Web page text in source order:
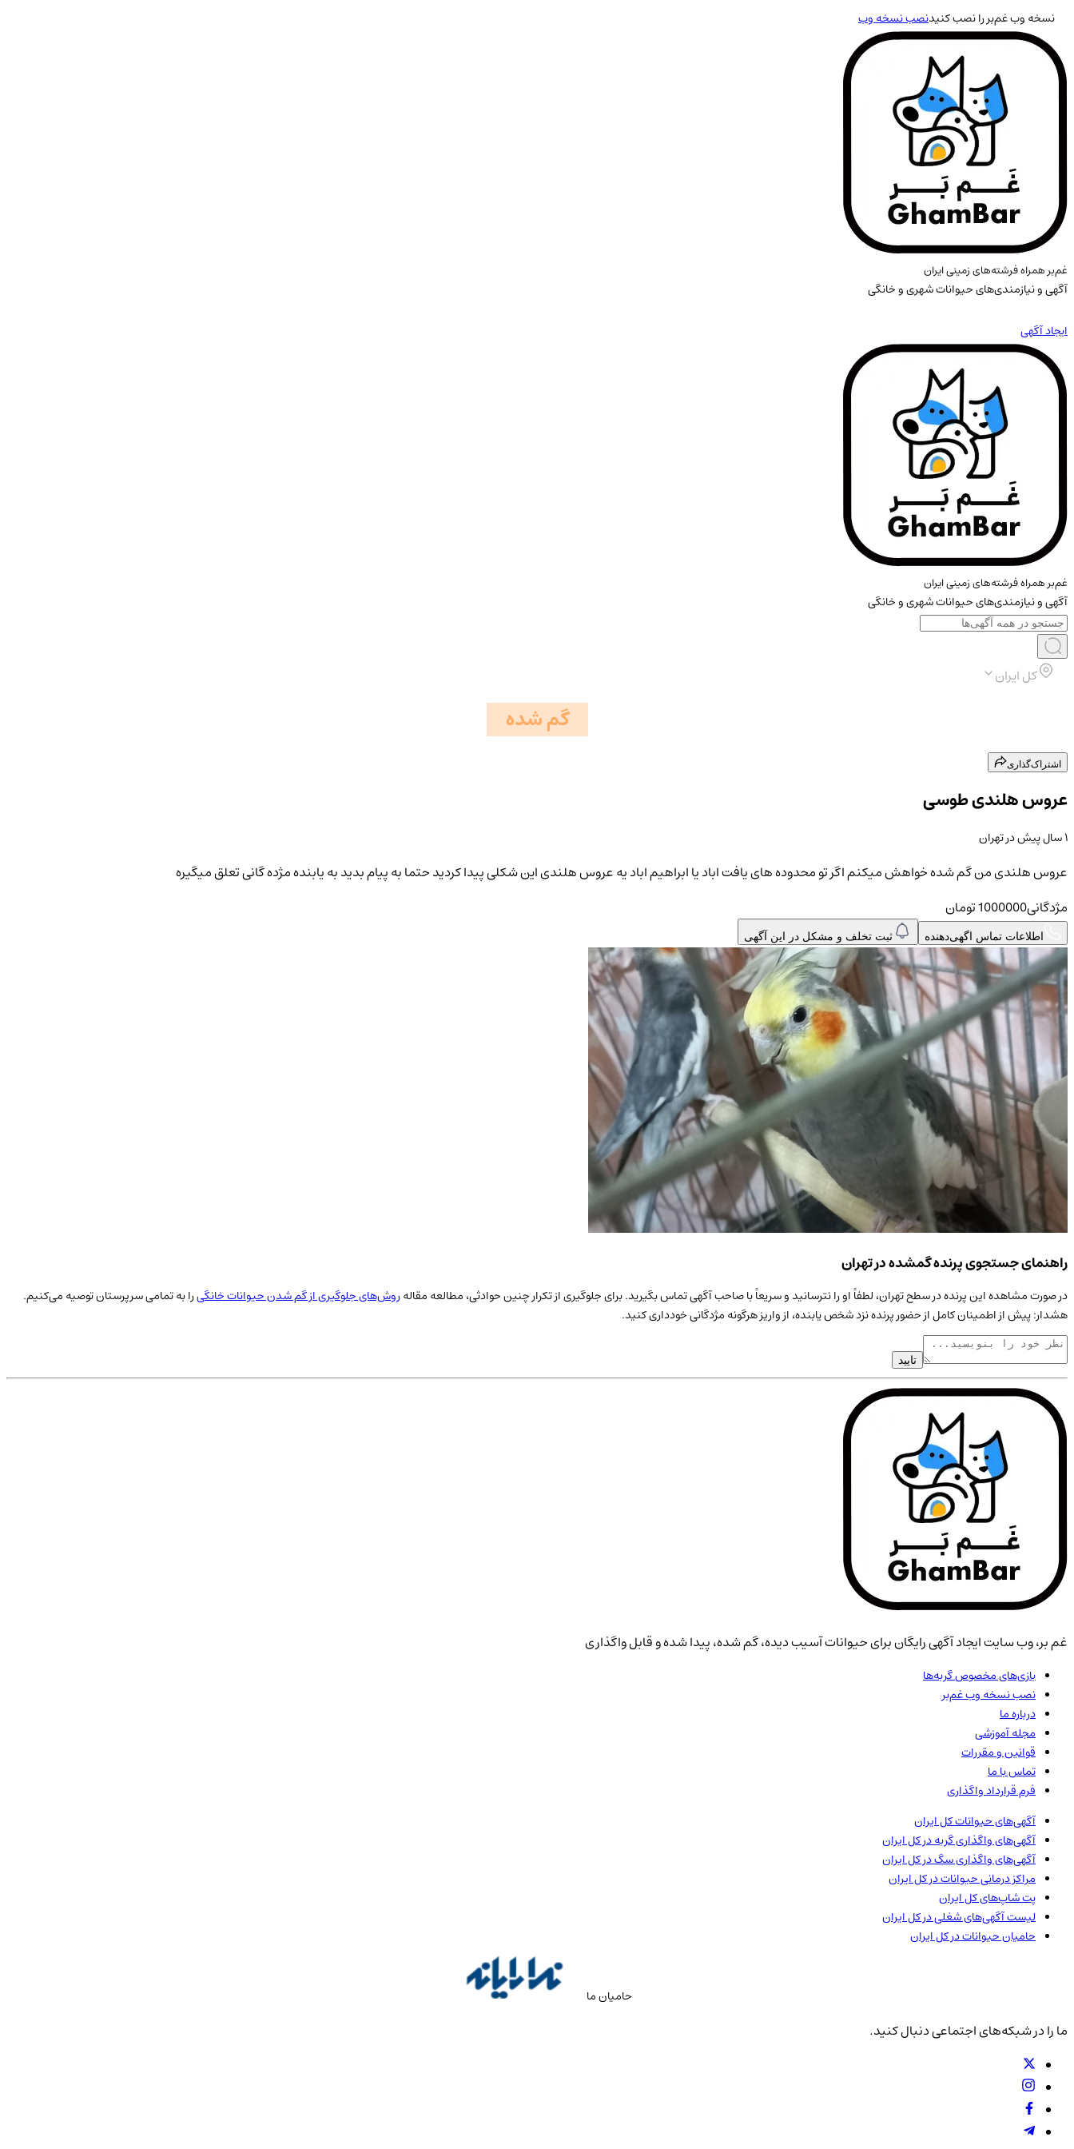
نسخه وب غم‌بر را نصب کنیدنصب نسخه وب
غم‌بر همراه فرشته‌های زمینی ایران
آگهی و نیازمندی‌های حیوانات شهری و خانگی
ایجاد آگهی
غم‌بر همراه فرشته‌های زمینی ایران
آگهی و نیازمندی‌های حیوانات شهری و خانگی
کل ایران
گم شده
اشتراک‌گذاری
عروس هلندی طوسی
۱ سال پیش درتهران
عروس هلندی من گم شده خواهش میکنم اگر تو محدوده های یافت اباد یا ابراهیم اباد یه عروس هلندی این شکلی پیدا کردید حتما به پیام بدید به یابنده مژده گانی تعلق میگیره
مژدگانی1000000تومان
اطلاعات تماس اگهی‌دهنده ثبت تخلف و مشکل در این آگهی
راهنمای جستجوی پرنده گمشده در تهران
در صورت مشاهده اینپرندهدر سطحتهران، لطفاً او را نترسانید و سریعاً با صاحب آگهی تماس بگیرید. برای جلوگیری از تکرار چنین حوادثی، مطالعه مقالهروش‌های جلوگیری از گم شدن حیوانات خانگیرا به تمامی سرپرستان توصیه می‌کنیم.
هشدار: پیش از اطمینان کامل از حضورپرندهنزد شخص یابنده، از واریز هرگونه مژدگانی خودداری کنید.
تایید
غم بر، وب سایت ایجاد آگهی رایگان برای حیوانات آسیب دیده، گم شده، پیدا شده و قابل واگذاری
بازی‌های مخصوص گربه‌ها
نصب نسخه وب غم‌بر
درباره ما
مجله آموزشی
قوانین و مقررات
تماس با ما
فرم قرارداد واگذاری
آگهی‌های حیواناتکل ایران
آگهی‌های واگذاری گربه درکل ایران
آگهی‌های واگذاری سگ درکل ایران
مراکز درمانی حیوانات درکل ایران
پت شاپ‌هایکل ایران
لیست آگهی‌های شغلی درکل ایران
حامیان حیوانات درکل ایران
حامیان ما
ما را در شبکه‌های اجتماعی دنبال کنید.